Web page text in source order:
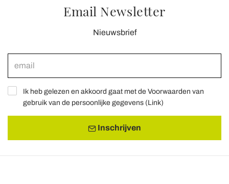
Email Newsletter
Nieuwsbrief
Ik heb gelezen en akkoord gaat met de Voorwaarden van
gebruik van de persoonlijke gegevens (Link)
Inschrijven